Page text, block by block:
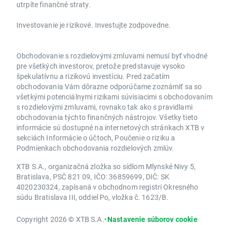
utrpíte finančné straty.
Investovanie je rizikové. Investujte zodpovedne.
Obchodovanie s rozdielovými zmluvami nemusí byť vhodné
pre všetkých investorov, pretože predstavuje vysoko
špekulatívnu a rizikovú investíciu. Pred začatím
obchodovania Vám dôrazne odporúčame zoznámiť sa so
všetkými potenciálnymi rizikami súvisiacimi s obchodovaním
s rozdielovými zmluvami, rovnako tak ako s pravidlami
obchodovania týchto finančných nástrojov. Všetky tieto
informácie sú dostupné na internetových stránkach XTB v
sekciách Informácie o účtoch, Poučenie o riziku a
Podmienkach obchodovania rozdielových zmlúv.
XTB S.A., organizačná zložka so sídlom Mlynské Nivy 5,
Bratislava, PSČ 821 09, IČO: 36859699, DIČ: SK
4020230324, zapísaná v obchodnom registri Okresného
súdu Bratislava III, oddiel Po, vložka č. 1623/B.
Copyright 2026 © XTB S.A.•Nastavenie súborov cookie